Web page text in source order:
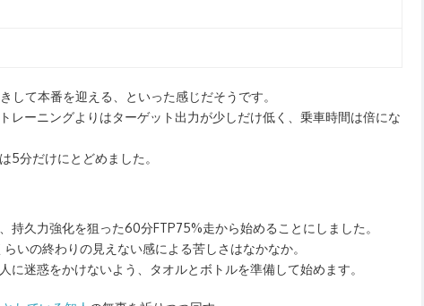
して本番を迎える、といった感じだそうです。
レーニングよりはターゲット出力が少しだけ低く、乗車時間は倍にな
5分だけにとどめました。
久力強化を狙った60分FTP75%走から始めることにしました。
いの終わりの見えない感による苦しさはなかなか。
迷惑をかけないよう、タオルとボトルを準備して始めます。